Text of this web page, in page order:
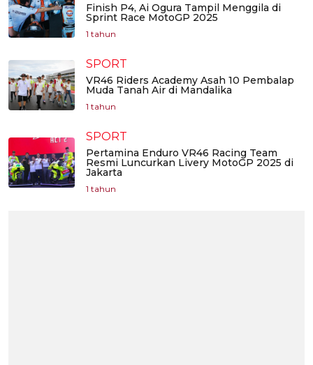
Finish P4, Ai Ogura Tampil Menggila di
Sprint Race MotoGP 2025
1 tahun
SPORT
VR46 Riders Academy Asah 10 Pembalap
Muda Tanah Air di Mandalika
1 tahun
SPORT
Pertamina Enduro VR46 Racing Team
Resmi Luncurkan Livery MotoGP 2025 di
Jakarta
1 tahun